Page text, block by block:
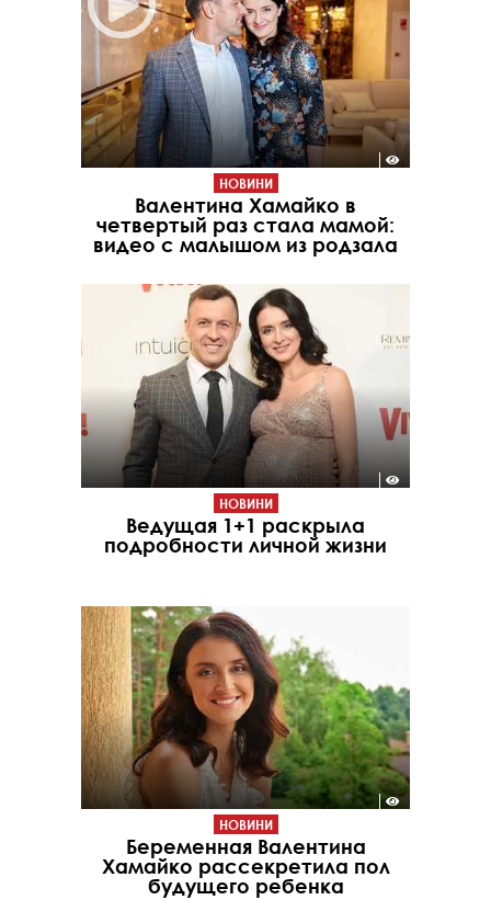
НОВИНИ
Валентина Хамайко в
четвертый раз стала мамой:
видео с малышом из родзала
НОВИНИ
Ведущая 1+1 раскрыла
подробности личной жизни
НОВИНИ
Беременная Валентина
Хамайко рассекретила пол
будущего ребенка